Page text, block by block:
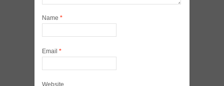
Name *
Email *
Website